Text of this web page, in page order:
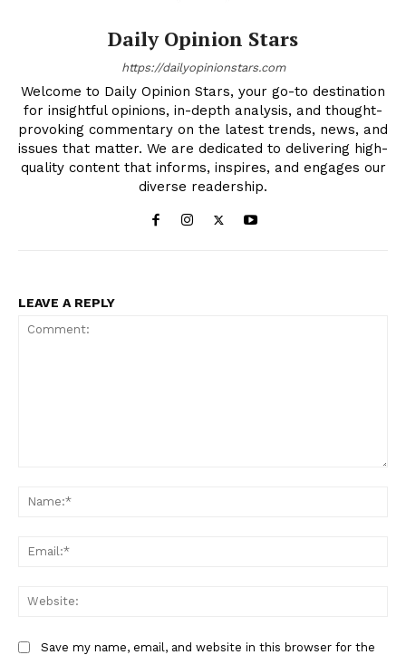
Daily Opinion Stars
https://dailyopinionstars.com
Welcome to Daily Opinion Stars, your go-to destination
for insightful opinions, in-depth analysis, and thought-
provoking commentary on the latest trends, news, and
issues that matter. We are dedicated to delivering high-
quality content that informs, inspires, and engages our
diverse readership.
LEAVE A REPLY
Save my name, email, and website in this browser for the